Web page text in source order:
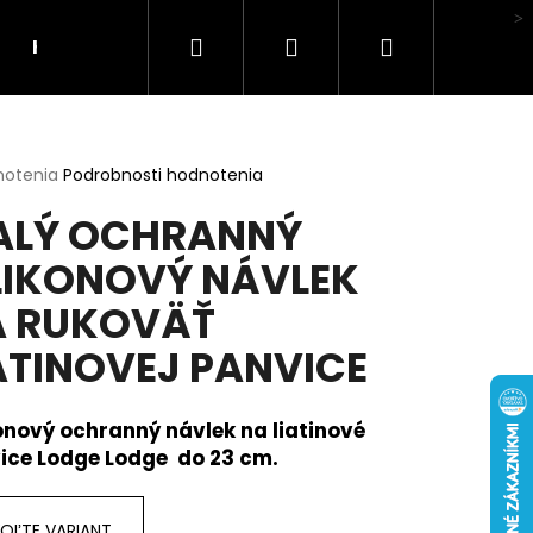
Hodnotenie obchoduHľadať PrihlásenieNákupný
Podrobnosti hodnotenia
OCHRANNÝ
NÁVLEK
RUKOVÄŤ
PANVICE
ochranný návlek na liatinové
Lodge Lodge do 23 cm.
HUBA"